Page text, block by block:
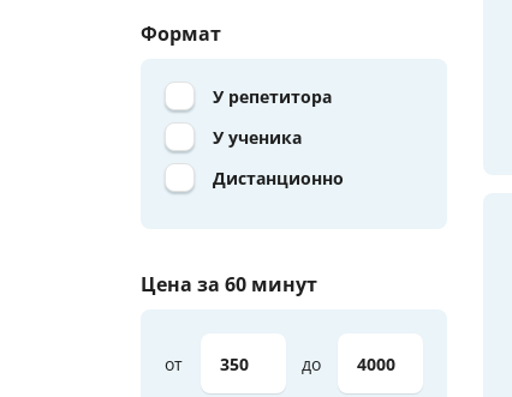
Формат
У репетитора
У ученика
Дистанционно
Цена за 60 минут
от до